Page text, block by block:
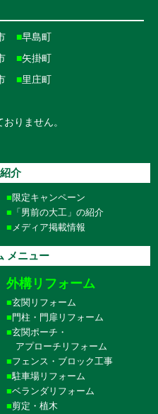
■早島町
■矢掛町
■里庄町
りません。
介
限定キャンペーン
「男前の大工」の紹介
メディア掲載情報
メニュー
外構リフォーム
玄関リフォーム
門柱・門扉リフォーム
玄関ポーチ・
アプローチリフォーム
フェンス・ブロック工事
駐車場リフォーム
ベランダリフォーム
剪定・植木